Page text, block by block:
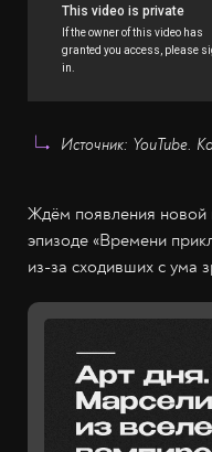
Источник: YouTube.
Ждём появления новой
эпизоде «Времени
из-за сходивших с ума